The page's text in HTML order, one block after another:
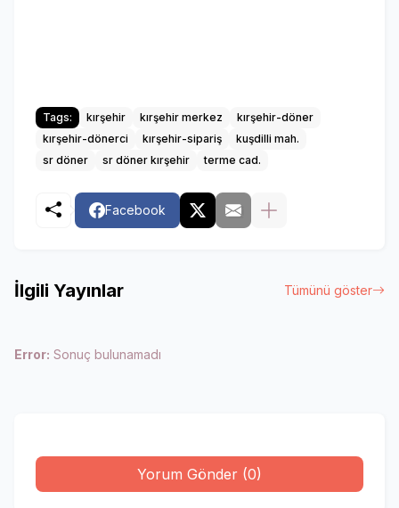
Tags: kırşehir kırşehir merkez
kırşehir-döner
kırşehir-dönerci
kırşehir-sipariş
kuşdilli mah.
sr döner
sr döner kırşehir terme cad.
Facebook
İlgili Yayınlar Tümünü göster
Error: Sonuç bulunamadı
Yorum Gönder (0)